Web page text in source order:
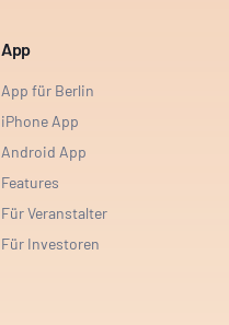
App
App für Berlin
iPhone App
Android App
Features
Für Veranstalter
Für Investoren